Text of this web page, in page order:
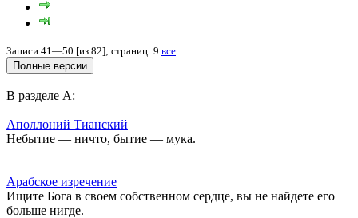
Записи 41—50 [из 82]; страниц: 9 все
В разделе А:
Аполлоний Тианский
Небытие — ничто, бытие — мука.
Арабское изречение
Ищите Бога в своем собственном сердце, вы не найдете его
больше нигде.